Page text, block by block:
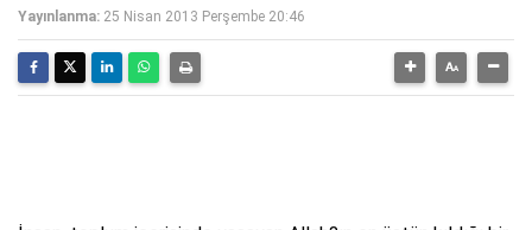
Yayınlanma: 25 Nisan 2013 Perşembe 20:46